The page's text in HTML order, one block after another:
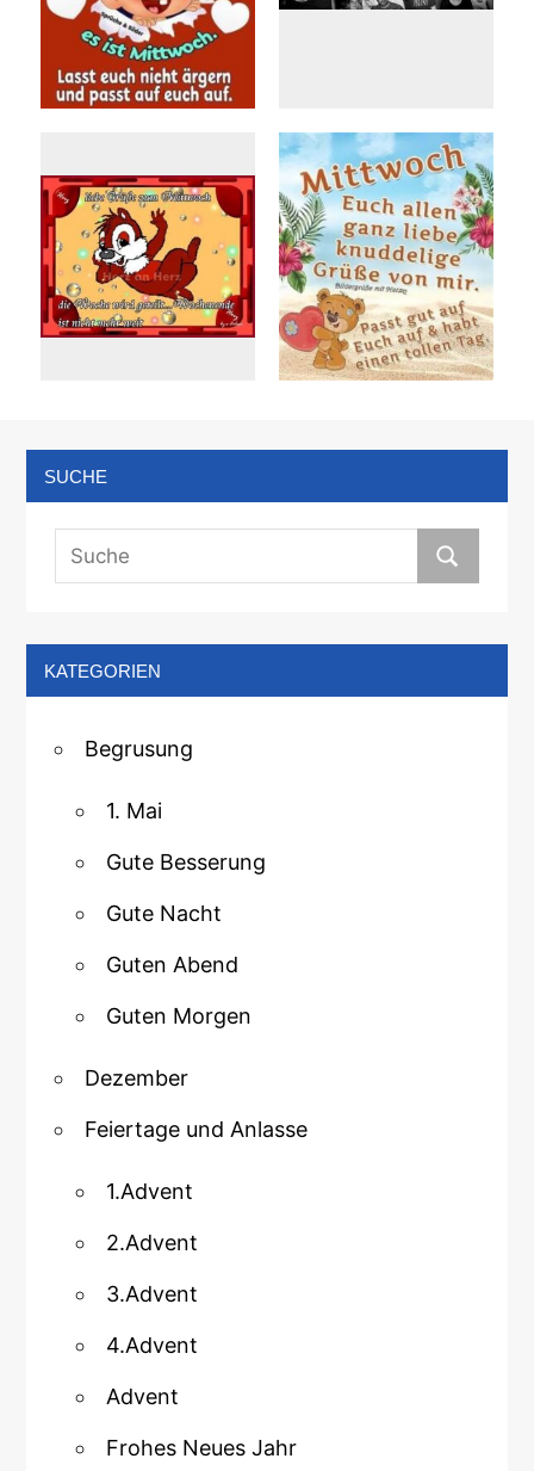
SUCHE
KATEGORIEN
Begrusung
1. Mai
Gute Besserung
Gute Nacht
Guten Abend
Guten Morgen
Dezember
Feiertage und Anlasse
1.Advent
2.Advent
3.Advent
4.Advent
Advent
Frohes Neues Jahr